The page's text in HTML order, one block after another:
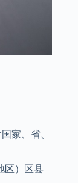
家、省、
区）区县